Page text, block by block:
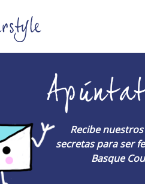
Recibe
secretas para ser
Basque